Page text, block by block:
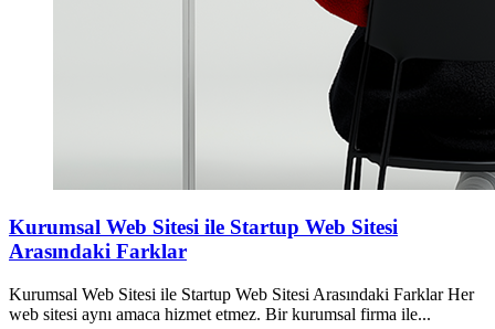
Kurumsal Web Sitesi ile Startup Web Sitesi
Arasındaki Farklar
Kurumsal Web Sitesi ile Startup Web Sitesi Arasındaki Farklar Her
web sitesi aynı amaca hizmet etmez. Bir kurumsal firma ile...